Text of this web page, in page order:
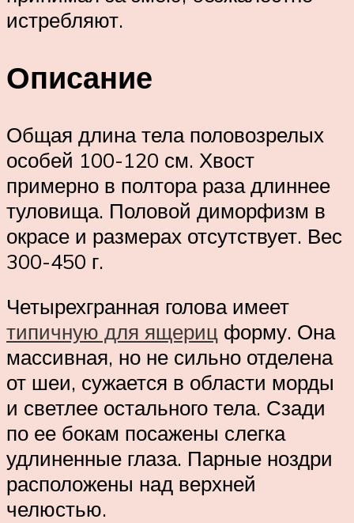
истребляют.
Описание
Общая длина тела половозрелых
особей 100-120 см. Хвост
примерно в полтора раза длиннее
туловища. Половой диморфизм в
окрасе и размерах отсутствует. Вес
300-450 г.
Четырехгранная голова имеет
типичную для ящериц форму. Она
массивная, но не сильно отделена
от шеи, сужается в области морды
и светлее остального тела. Сзади
по ее бокам посажены слегка
удлиненные глаза. Парные ноздри
расположены над верхней
челюстью.